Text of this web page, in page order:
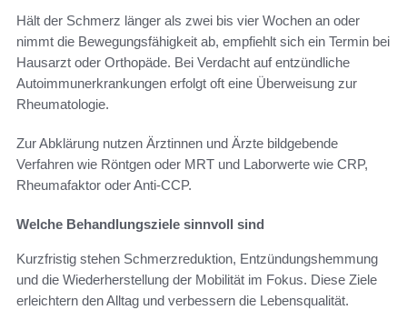
Hält der Schmerz länger als zwei bis vier Wochen an oder
nimmt die Bewegungsfähigkeit ab, empfiehlt sich ein Termin bei
Hausarzt oder Orthopäde. Bei Verdacht auf entzündliche
Autoimmunerkrankungen erfolgt oft eine Überweisung zur
Rheumatologie.
Zur Abklärung nutzen Ärztinnen und Ärzte bildgebende
Verfahren wie Röntgen oder MRT und Laborwerte wie CRP,
Rheumafaktor oder Anti-CCP.
Welche Behandlungsziele sinnvoll sind
Kurzfristig stehen Schmerzreduktion, Entzündungshemmung
und die Wiederherstellung der Mobilität im Fokus. Diese Ziele
erleichtern den Alltag und verbessern die Lebensqualität.